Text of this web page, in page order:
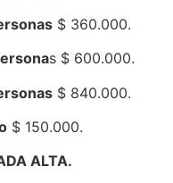
$ 360.000.
s $ 600.000.
$ 840.000.
$ 150.000.
ALTA.